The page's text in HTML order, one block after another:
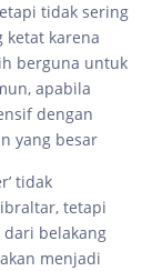
tidak sering
ketat karena
berguna untuk
apabila
dengan
yang besar
tidak
tetapi
belakang
menjadi